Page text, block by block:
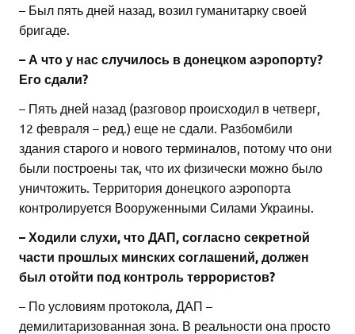
– Был пять дней назад, возил гуманитарку своей
бригаде.
– А что у нас случилось в донецком аэропорту?
Его сдали?
– Пять дней назад (разговор происходил в четверг,
12 февраля – ред.) еще не сдали. Разбомбили
здания старого и нового терминалов, потому что они
были построены так, что их физически можно было
уничтожить. Территория донецкого аэропорта
контролируется Вооруженными Силами Украины.
– Ходили слухи, что ДАП, согласно секретной
части прошлых минских соглашений, должен
был отойти под контроль террористов?
– По условиям протокола, ДАП –
демилитаризованная зона. В реальности она просто